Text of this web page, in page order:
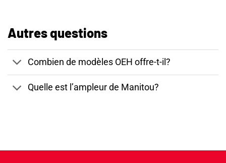
Autres questions
Combien de modèles OEH offre-t-il?
Quelle est l’ampleur de Manitou?